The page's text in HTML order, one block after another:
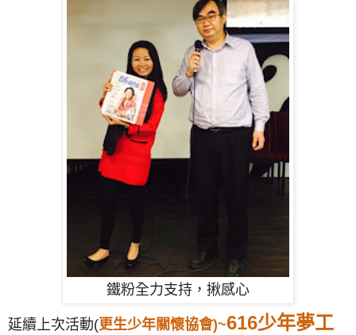
鐵粉全力支持，揪感心
延續上次活動(更生少年關懷協會)~616少年夢工